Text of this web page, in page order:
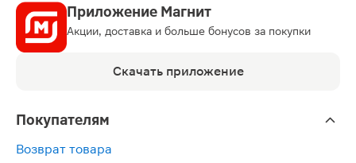
Приложение Магнит
Акции, доставка и больше бонусов за покупки
Скачать приложение
Покупателям
Возврат товара